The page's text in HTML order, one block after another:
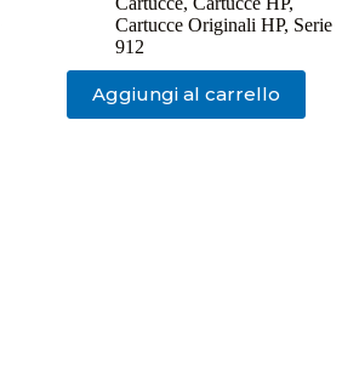
Cartucce Originali HP, Serie
912
Aggiungi al carrello